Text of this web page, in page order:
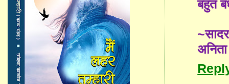
बहुत